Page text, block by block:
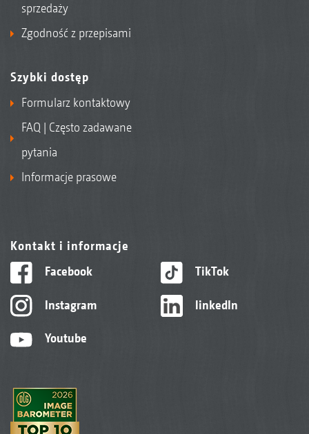
sprzedaży
Zgodność z przepisami
Szybki dostęp
Formularz kontaktowy
FAQ | Często zadawane
pytania
Informacje prasowe
Kontakt i informacje
Facebook
Instagram
Youtube
TikTok
linkedIn